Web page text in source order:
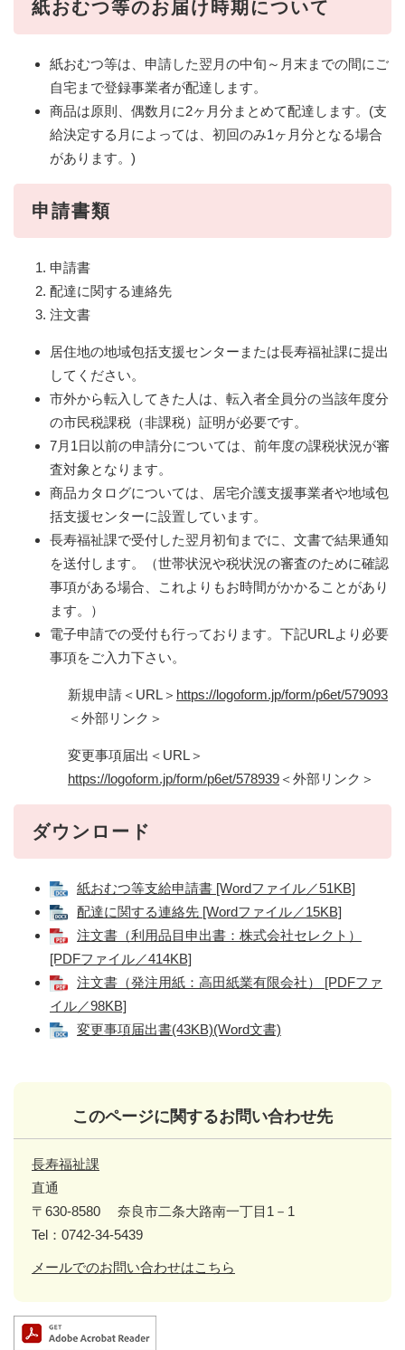
紙おむつ等のお届け時期について
紙おむつ等は、申請した翌月の中旬～月末までの間にご
自宅まで登録事業者が配達します。
商品は原則、偶数月に2ヶ月分まとめて配達します。(支
給決定する月によっては、初回のみ1ヶ月分となる場合
があります。)
申請書類
申請書
配達に関する連絡先
注文書
居住地の地域包括支援センターまたは長寿福祉課に提出
してください。
市外から転入してきた人は、転入者全員分の当該年度分
の市民税課税（非課税）証明が必要です。
7月1日以前の申請分については、前年度の課税状況が審
査対象となります。
商品カタログについては、居宅介護支援事業者や地域包
括支援センターに設置しています。
長寿福祉課で受付した翌月初旬までに、文書で結果通知
を送付します。（世帯状況や税状況の審査のために確認
事項がある場合、これよりもお時間がかかることがあり
ます。）
電子申請での受付も行っております。下記URLより必要
事項をご入力下さい。
新規申請＜URL＞ https://logoform.jp/form/p6et/579093
＜外部リンク＞
変更事項届出＜URL＞​
https://logoform.jp/form/p6et/578939 ＜外部リンク＞
ダウンロード
紙おむつ等支給申請書 [Wordファイル／51KB]
配達に関する連絡先 [Wordファイル／15KB]
注文書（利用品目申出書：株式会社セレクト）
[PDFファイル／414KB]
注文書（発注用紙：高田紙業有限会社） [PDFファ
イル／98KB]
変更事項届出書(43KB)(Word文書)
このページに関するお問い合わせ先
長寿福祉課
直通
〒630-8580
奈良市二条大路南一丁目1－1
Tel：0742-34-5439
メールでのお問い合わせはこちら